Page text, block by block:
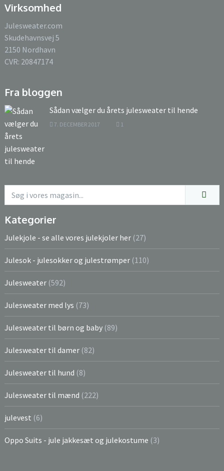
Virksomhed
Julesweater.com
Skudehavnsvej 5
2150 Nordhavn
CVR: 20847174
Fra bloggen
Sådan vælger du årets julesweater til hende
7. DECEMBER 2017 1
Kategorier
Julekjole - se alle vores julekjoler her (27)
Julesok - julesokker og julestrømper (110)
Julesweater (592)
Julesweater med lys (73)
Julesweater til børn og baby (89)
Julesweater til damer (82)
Julesweater til hund (8)
Julesweater til mænd (222)
julevest (6)
Oppo Suits - jule jakkesæt og julekostume (3)